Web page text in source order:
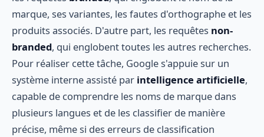
marque, ses variantes, les fautes d'orthographe et les
produits associés. D'autre part, les requêtes non-
branded, qui englobent toutes les autres recherches.
Pour réaliser cette tâche, Google s'appuie sur un
système interne assisté par intelligence artificielle,
capable de comprendre les noms de marque dans
plusieurs langues et de les classifier de manière
précise, même si des erreurs de classification